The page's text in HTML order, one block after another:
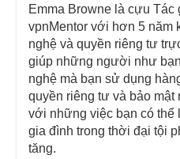
Emma Browne là cựu Tác
vpnMentor với hơn 5 năm
nghệ và quyền riêng tư
giúp những người như
nghệ mà bạn sử dụng
quyền riêng tư và bảo mật
với những việc bạn có thể
gia đình trong thời đại tội
tăng.